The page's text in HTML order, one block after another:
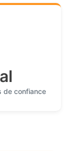
de confiance